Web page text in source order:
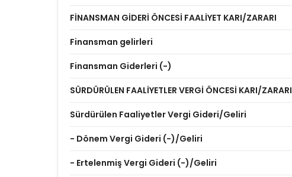
FİNANSMAN GİDERİ ÖNCESİ FAALİYET KARI/ZARARI
Finansman gelirleri
Finansman Giderleri (-)
SÜRDÜRÜLEN FAALİYETLER VERGİ ÖNCESİ KARI/ZARARI
Sürdürülen Faaliyetler Vergi Gideri/Geliri
- Dönem Vergi Gideri (-)/Geliri
- Ertelenmiş Vergi Gideri (-)/Geliri